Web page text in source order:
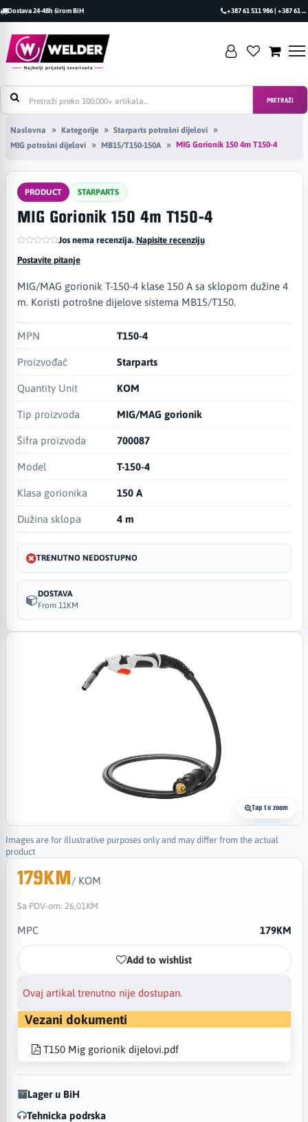
Dostava 24-48h širom BiH +387 61 511 986 | +387 61 493 470
PRETRAŽI
Naslovna Kategorije
Starparts potrošni dijelovi
MIG potrošni dijelovi
MB15/T150-150A MIG Gorionik 150 4m T150-4
Tap to zoom
Images are for illustrative purposes only and may differ from the actual
product
PRODUCT STARPARTS
MIG Gorionik 150 4m T150-4
Jos nema recenzija.|Napisite recenziju
Postavite pitanje
MIG/MAG gorionik T-150-4 klase 150 A sa sklopom dužine 4
m. Koristi potrošne dijelove sistema MB15/T150.
MPN T150-4
Proizvođač Starparts
Quantity Unit KOM
Tip proizvoda MIG/MAG gorionik
Šifra proizvoda 700087
Model T-150-4
Klasa gorionika 150 A
Dužina sklopa 4 m
TRENUTNO NEDOSTUPNO
DOSTAVA
From 11KM
179KM/ KOM
Sa PDV-om: 26,01KM
MPC 179KM
Add to wishlist
Ovaj artikal trenutno nije dostupan.
Vezani dokumenti
T150 Mig gorionik dijelovi.pdf
Lager u BiH
Tehnicka podrska